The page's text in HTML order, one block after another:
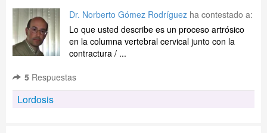
Dr. Norberto Gómez Rodríguez ha contestado a:
Lo que usted describe es un proceso artrósico
en la columna vertebral cervical junto con la
contractura / ...
5 Respuestas
Lordosis